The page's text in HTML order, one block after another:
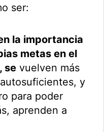
ser:
la importancia
metas en el
se vuelven más
y
para poder
aprenden a